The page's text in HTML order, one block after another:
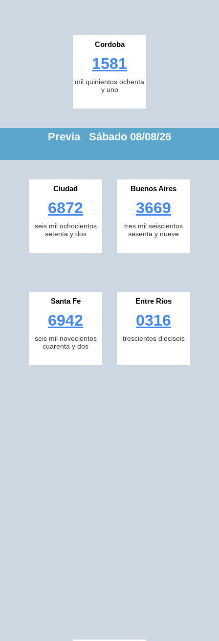
Cordoba
1581
mil quinientos ochenta
y uno
Previa Sábado 08/08/26
Ciudad
6872
seis mil ochocientos
setenta y dos
Buenos Aires
3669
tres mil seiscientos
sesenta y nueve
Santa Fe
6942
seis mil novecientos
cuarenta y dos
Entre Rios
0316
trescientos dieciseis